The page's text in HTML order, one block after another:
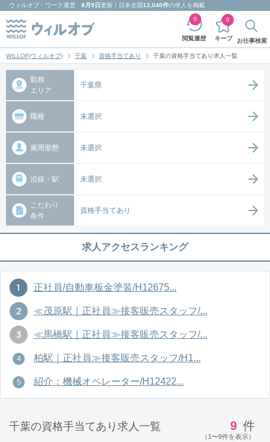
ウィルオブ・ワーク運営 8月9日更新！日本全国13,040件の求人を掲載
閲覧履歴
0
キープ
0
お仕事検索
WILLOF(ウィルオブ) 千葉 資格手当てあり 千葉の資格手当てあり求人一覧
勤務
エリア
千葉県
職種 未選択
雇用形態 未選択
沿線・駅 未選択
こだわり
条件
資格手当てあり
求人アクセスランキング
正社員/自動車板金塗装/H12675...
≪茂原駅｜正社員≫接客販売スタッフ/...
≪馬橋駅｜正社員≫接客販売スタッフ/...
柏駅｜正社員≫接客販売スタッフ/H1...
紹介：機械オペレーター/H12422...
千葉の資格手当てあり求人一覧 9 件
（1〜9件を表示）